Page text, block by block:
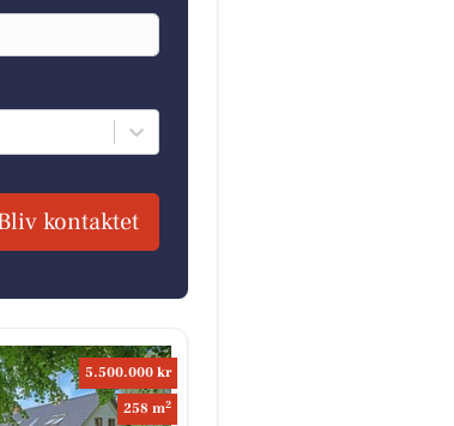
kontaktet
5.500.000 kr
258 m2